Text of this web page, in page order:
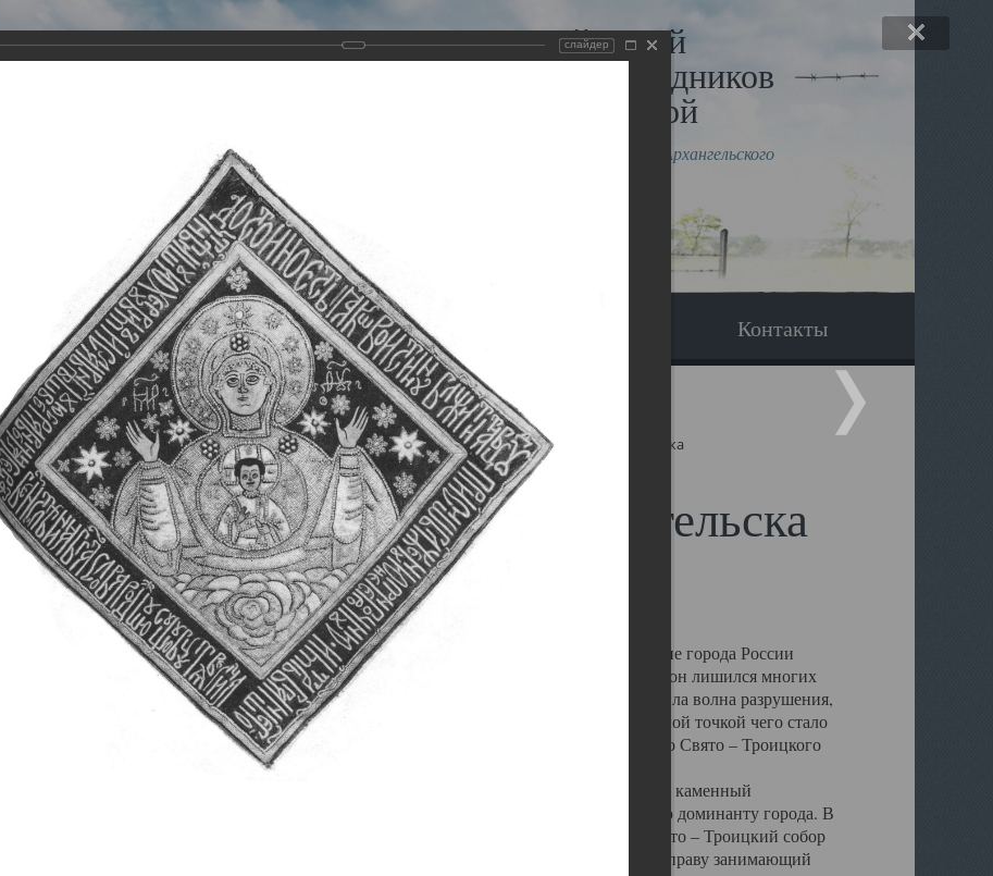
Виртуальный музей
Новомучеников и исповедников
Земли Архангельской
Сайт создан по благословлению митрополита Архангельского
Наследники Галерея Контакты
Главная Галерея Храмы-мученики Архангельска Свято-Троицкий собор Архангельска
Свято-Троицкий собор Архангельска
Свято-Троицкий собор Архангельска
Сегодня мы можем говорить, что Архангельск в большей мере, чем другие губернские города России
пострадал от целенаправленных систематических разрушений, в результате которых он лишился многих
выдающихся памятников архитектуры. Больше всего по старому Архангельску ударила волна разрушения,
вызванная борьбой с религией, набравшая особую силу в конце 20 –х годов. Отправной точкой чего стало
разрушение православного центра архангельской губернии - ансамбля кафедрального Свято – Троицкого
Возникнув в начале XVIII века в центре Архангельска, величественный каменный
двухэтажный Троицкий собор, сразу превратился в зрительную и градостроительную доминанту города. В
XVIII веке по масштабам ему не было равных на Севере. Вплоть до разрушения Свято – Троицкий собор
оставался самым высоким и значительным из городских строений Архангельска, по праву занимающий
слайдер